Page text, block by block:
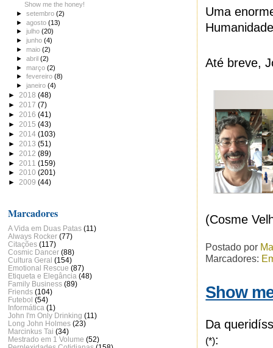
Uma
Até breve,
(Cosme
Postado por
Marcadores:
Show
Da
(*):
Show me the honey!
►setembro(2)
►agosto(13)
►julho(20)
►junho(4)
►maio(2)
►abril(2)
►março(2)
►fevereiro(8)
►janeiro(4)
► 2018 (48)
► 2017 (7)
► 2016 (41)
► 2015 (43)
► 2014 (103)
► 2013 (51)
► 2012 (89)
► 2011 (159)
► 2010 (201)
► 2009 (44)
Marcadores
A Vida em Duas Patas (11)
Always Rocker (77)
Citações (117)
Cosmic Dancer (88)
Cultura Geral (154)
Emotional Rescue (87)
Etiqueta e Elegância (48)
Family Business (89)
Friends (104)
Futebol (54)
Informática (1)
John I'm Only Drinking (11)
Long John Holmes (23)
Marcinkus Tai (34)
Mestrado em 1 Volume (52)